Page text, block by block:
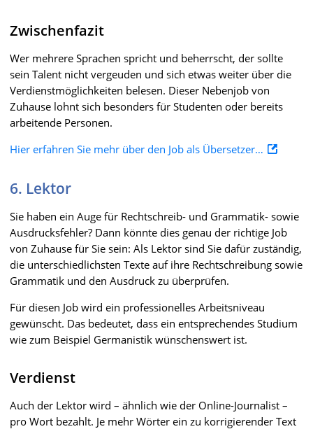
Zwischenfazit
Wer mehrere Sprachen spricht und beherrscht, der sollte
sein Talent nicht vergeuden und sich etwas weiter über die
Verdienstmöglichkeiten belesen. Dieser Nebenjob von
Zuhause lohnt sich besonders für Studenten oder bereits
arbeitende Personen.
Hier erfahren Sie mehr über den Job als Übersetzer…
6. Lektor
Sie haben ein Auge für Rechtschreib- und Grammatik- sowie
Ausdrucksfehler? Dann könnte dies genau der richtige Job
von Zuhause für Sie sein: Als Lektor sind Sie dafür zuständig,
die unterschiedlichsten Texte auf ihre Rechtschreibung sowie
Grammatik und den Ausdruck zu überprüfen.
Für diesen Job wird ein professionelles Arbeitsniveau
gewünscht. Das bedeutet, dass ein entsprechendes Studium
wie zum Beispiel Germanistik wünschenswert ist.
Verdienst
Auch der Lektor wird – ähnlich wie der Online-Journalist –
pro Wort bezahlt. Je mehr Wörter ein zu korrigierender Text